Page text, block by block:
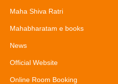
Maha Shiva Ratri
Mahabharatam e books
News
Official Website
Online Room Booking